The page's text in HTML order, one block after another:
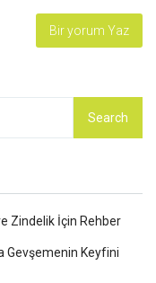
Zindelik İçin Rehber
Gevşemenin Keyfini